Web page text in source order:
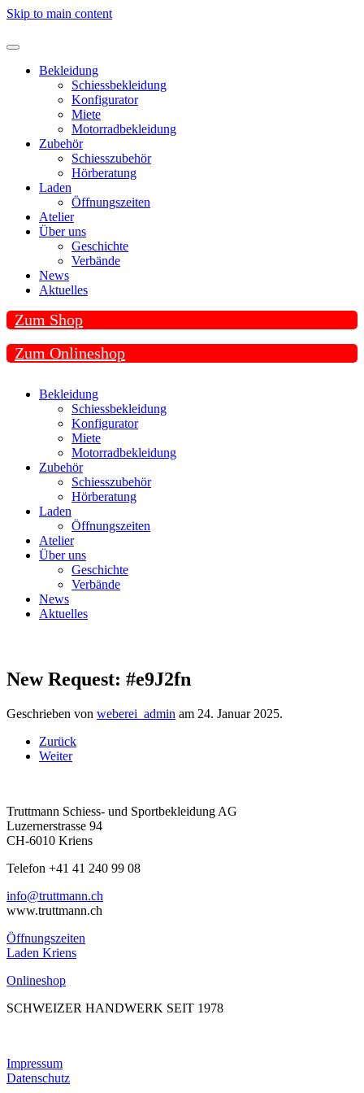
Skip to main content
Bekleidung
Schiessbekleidung
Konfigurator
Miete
Motorradbekleidung
Zubehör
Schiesszubehör
Hörberatung
Laden
Öffnungszeiten
Atelier
Über uns
Geschichte
Verbände
News
Aktuelles
Zum Shop
Zum Onlineshop
Bekleidung
Schiessbekleidung
Konfigurator
Miete
Motorradbekleidung
Zubehör
Schiesszubehör
Hörberatung
Laden
Öffnungszeiten
Atelier
Über uns
Geschichte
Verbände
News
Aktuelles
New Request: #e9J2fn
Geschrieben von weberei_admin am 24. Januar 2025.
Zurück
Weiter
Truttmann Schiess- und Sportbekleidung AG
Luzernerstrasse 94
CH-6010 Kriens
Telefon +41 41 240 99 08
hc.nnamtturt@ofni
www.truttmann.ch
Öffnungszeiten
Laden Kriens
Onlineshop
SCHWEIZER HANDWERK SEIT 1978
Impressum
Datenschutz